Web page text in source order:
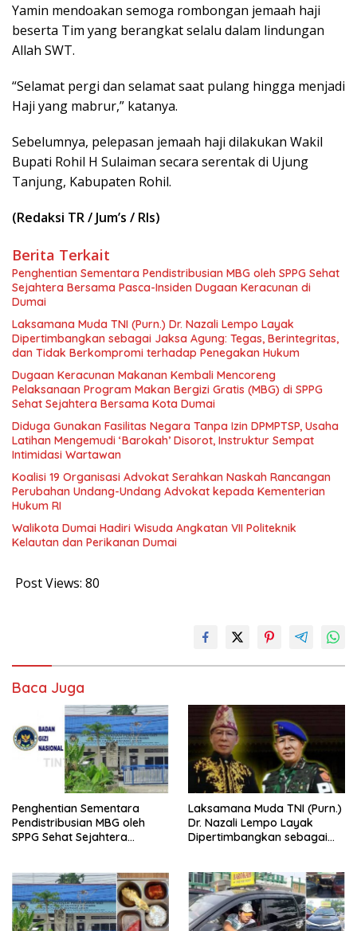
Yamin mendoakan semoga rombongan jemaah haji
beserta Tim yang berangkat selalu dalam lindungan
Allah SWT.
“Selamat pergi dan selamat saat pulang hingga menjadi
Haji yang mabrur,” katanya.
Sebelumnya, pelepasan jemaah haji dilakukan Wakil
Bupati Rohil H Sulaiman secara serentak di Ujung
Tanjung, Kabupaten Rohil.
(Redaksi TR / Jum’s / Rls)
Berita Terkait
Penghentian Sementara Pendistribusian MBG oleh SPPG Sehat
Sejahtera Bersama Pasca-Insiden Dugaan Keracunan di
Dumai
Laksamana Muda TNI (Purn.) Dr. Nazali Lempo Layak
Dipertimbangkan sebagai Jaksa Agung: Tegas, Berintegritas,
dan Tidak Berkompromi terhadap Penegakan Hukum
Dugaan Keracunan Makanan Kembali Mencoreng
Pelaksanaan Program Makan Bergizi Gratis (MBG) di SPPG
Sehat Sejahtera Bersama Kota Dumai
Diduga Gunakan Fasilitas Negara Tanpa Izin DPMPTSP, Usaha
Latihan Mengemudi ‘Barokah’ Disorot, Instruktur Sempat
Intimidasi Wartawan
Koalisi 19 Organisasi Advokat Serahkan Naskah Rancangan
Perubahan Undang-Undang Advokat kepada Kementerian
Hukum RI
Walikota Dumai Hadiri Wisuda Angkatan VII Politeknik
Kelautan dan Perikanan Dumai
Post Views: 80
Baca Juga
Penghentian Sementara
Pendistribusian MBG oleh
SPPG Sehat Sejahtera
Laksamana Muda TNI (Purn.)
Dr. Nazali Lempo Layak
Dipertimbangkan sebagai
Berkompromi terhadap
Penegakan Hukum